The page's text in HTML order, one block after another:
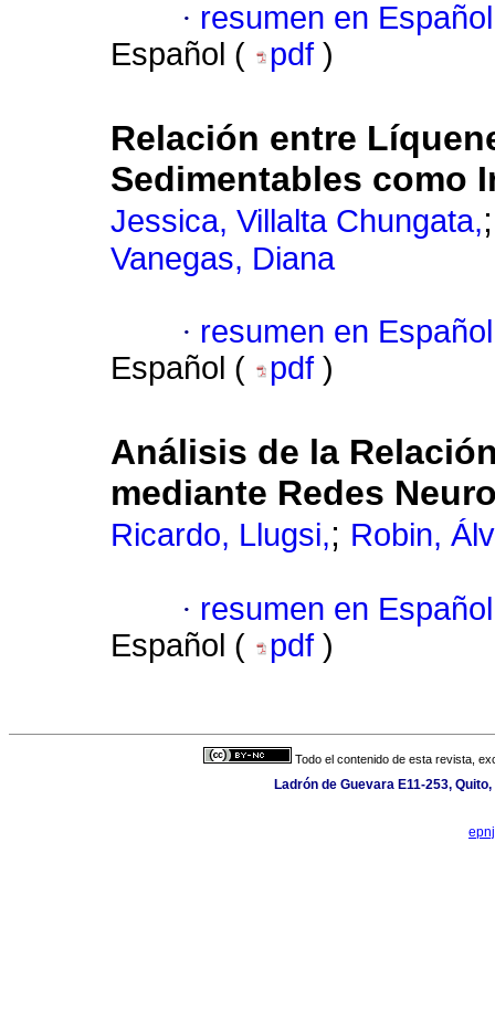
· resumen en Español
Español (
pdf )
Relación entre
Sedimentables como
Jessica, Villalta Chungata,
Vanegas, Diana
· resumen en Español
Español (
pdf )
Análisis de la
mediante Redes
Ricardo, Llugsi,; Robin,
· resumen en Español
Español (
pdf )
Todo el contenido de esta revista,
Ladrón de Guevara E11-253,